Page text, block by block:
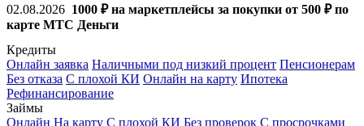
02.08.2026 1000 ₽ на маркетплейсы за покупки от 500 ₽ по
карте МТС Деньги
Кредиты
Онлайн заявка Наличными под низкий процент Пенсионерам
Без отказа С плохой КИ Онлайн на карту Ипотека
Рефинансирование
Займы
Онлайн На карту С плохой КИ Без проверок С просрочками